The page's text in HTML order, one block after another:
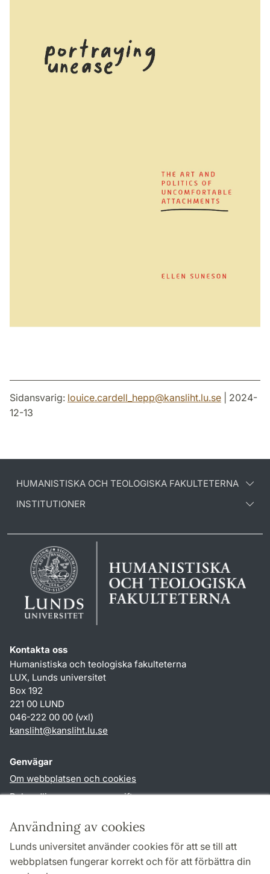
Användning av cookies
Lunds universitet använder cookies för att se till att
webbplatsen fungerar korrekt och för att förbättra din
Sidansvarig: louice.cardell_hepp@kansliht.lu.se | 2024-
12-13
HUMANISTISKA OCH TEOLOGISKA FAKULTETERNA
INSTITUTIONER
Kontakta oss
Humanistiska och teologiska fakulteterna
LUX, Lunds universitet
Box 192
221 00 LUND
046-222 00 00 (vxl)
kansliht@kansliht.lu.se
Genvägar
Om webbplatsen och cookies
Behandling av personuppgifter
TYPO3-login
Följ oss i sociala medier